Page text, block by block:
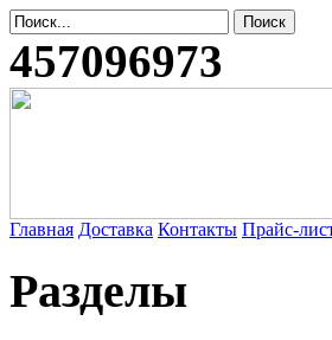
457096973
Главная Доставка Контакты Прайс-
Разделы